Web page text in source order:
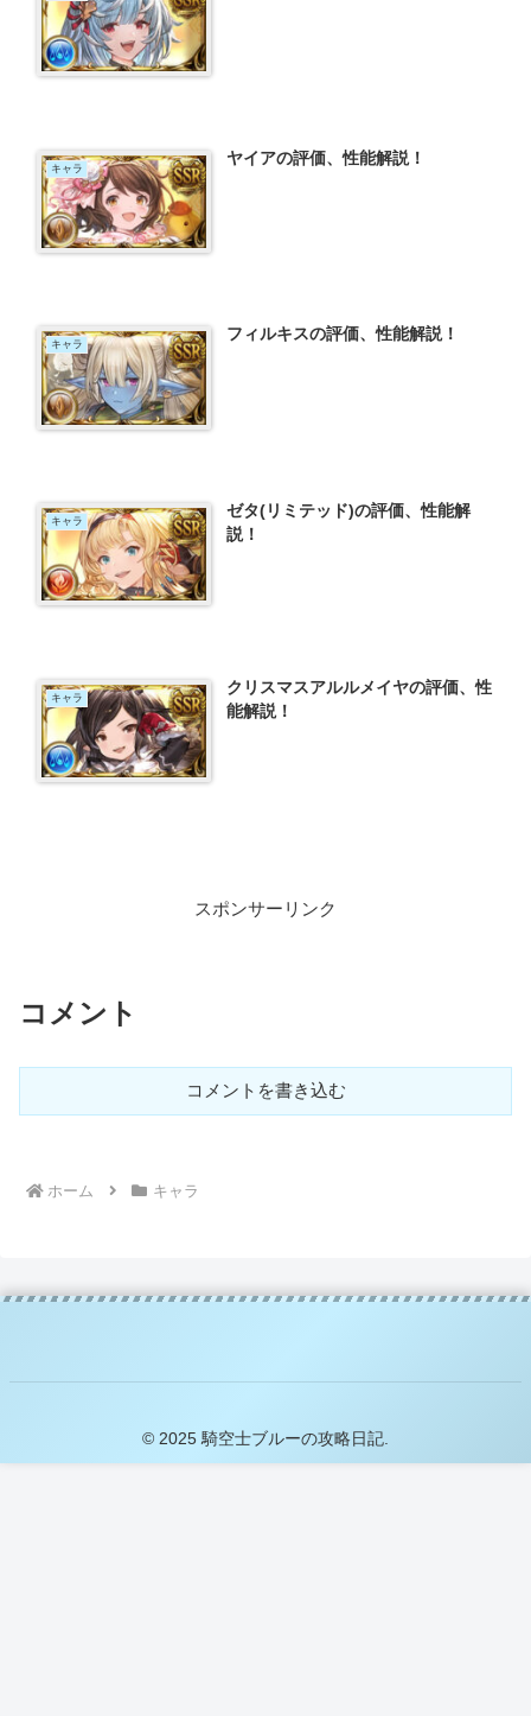
キャラ
ヤイアの評価、性能解説！
キャラ
フィルキスの評価、性能解説！
キャラ
ゼタ(リミテッド)の評価、性能解
説！
キャラ
クリスマスアルルメイヤの評価、性
能解説！
スポンサーリンク
コメント
コメントを書き込む
ホーム キャラ
© 2025 騎空士ブルーの攻略日記.